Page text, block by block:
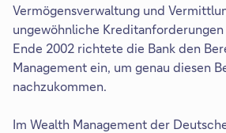
Vermögensverwaltung und
ungewöhnliche Kreditanforderungen
Ende 2002 richtete die Bank den
Management ein, um genau diesen
nachzukommen.
Im Wealth Management der